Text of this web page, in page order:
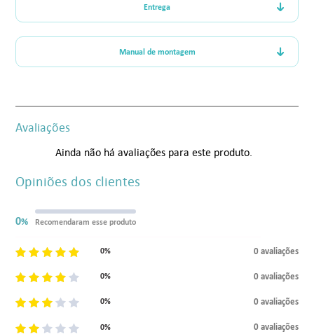
Entrega
Manual de montagem
Avaliações
Ainda não há avaliações para este produto.
Opiniões dos clientes
0% Recomendaram esse produto
0% 0 avaliações
0% 0 avaliações
0% 0 avaliações
0% 0 avaliações